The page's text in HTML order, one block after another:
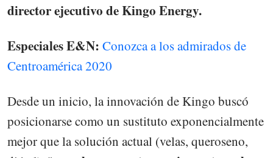
director ejecutivo de Kingo Energy.
Especiales E&N: Conozca a los admirados de
Centroamérica 2020
Desde un inicio, la innovación de Kingo buscó
posicionarse como un sustituto exponencialmente
mejor que la solución actual (velas, queroseno,